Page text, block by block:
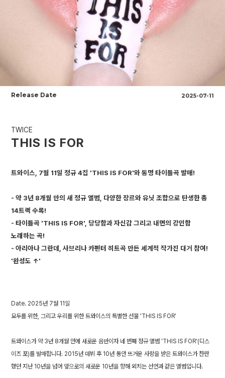
Release Date 2025-07-11
TWICE
THIS IS FOR
트와이스, 7월 11일 정규 4집 'THIS IS FOR'와 동명 타이틀곡 발매!
- 약 3년 8개월 만의 새 정규 앨범, 다양한 장르와 유닛 조합으로 탄생한 총
14트랙 수록!
- 타이틀곡 'THIS IS FOR', 당당함과 자신감 그리고 내면의 강인함
노래하는 곡!
- 아리아나 그란데, 사브리나 카펜터 히트곡 만든 세계적 작가진 대거 참여!
'완성도 ↑'
Date. 2025년 7월 11일
모두를 위한, 그리고 우리를 위한 트와이스의 특별한 선물 'THIS IS FOR'
트와이스가 약 3년 8개월 만에 새로운 음반이자 네 번째 정규 앨범 'THIS IS FOR'(디스
이즈 포)를 발매합니다. 2015년 데뷔 후 10년 동안 뜨거운 사랑을 받은 트와이스가 찬란
했던 지난 10년을 넘어 앞으로의 새로운 10년을 향해 외치는 선언과 같은 앨범입니다.